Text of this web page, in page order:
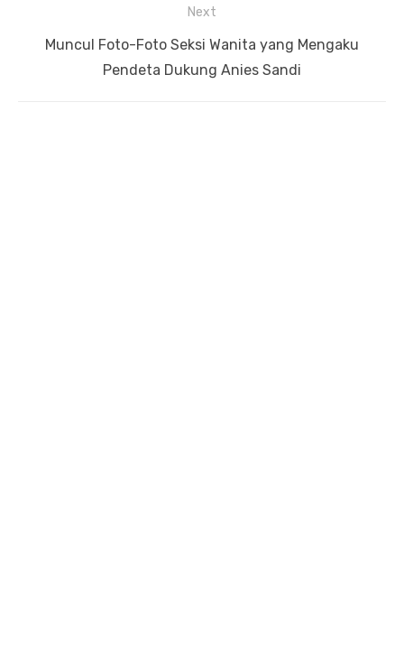
Next
NextMuncul Foto-Foto Seksi Wanita yang Mengaku
Pendeta Dukung Anies Sandi